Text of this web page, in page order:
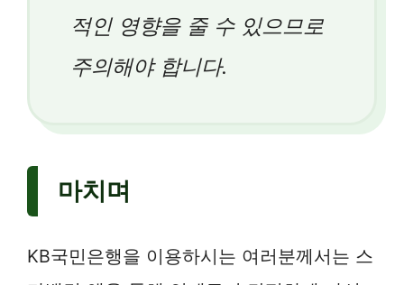
적인 영향을 줄 수 있으므로
주의해야 합니다.
마치며
KB국민은행을 이용하시는 여러분께서는 스